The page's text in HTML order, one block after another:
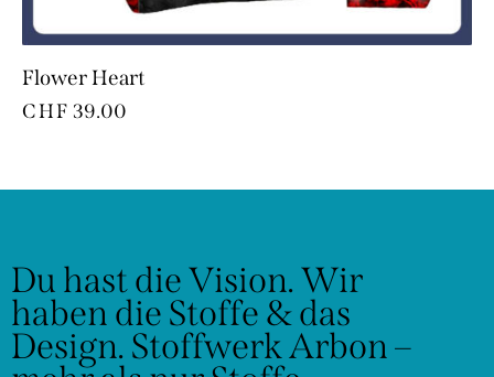
Flower Heart
CHF 39.00
Du hast die Vision.Wir
haben die Stoffe & das
Design. Stoffwerk Arbon –